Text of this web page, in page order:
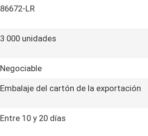
86672-LR
3 000 unidades
Negociable
Embalaje del cartón de la exportación
Entre 10 y 20 días